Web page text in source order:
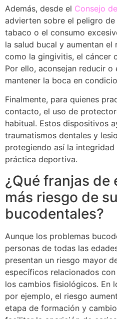
Además, desde el Consejo
advierten sobre el peligro
tabaco o el consumo
la salud bucal y aumentan el
como la gingivitis, el cáncer
Por ello, aconsejan reducir
mantener la boca en
Finalmente, para quienes
contacto, el uso de
habitual. Estos dispositivos
traumatismos dentales y
protegiendo así la
práctica deportiva.
¿Qué franjas de
más riesgo de
bucodentales?
Aunque los problemas
personas de todas las
presentan un riesgo mayor
específicos relacionados
los cambios fisiológicos. En
por ejemplo, el riesgo
etapa de formación y